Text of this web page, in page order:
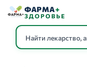
ФАРМА+
ЗДОРОВЬЕ